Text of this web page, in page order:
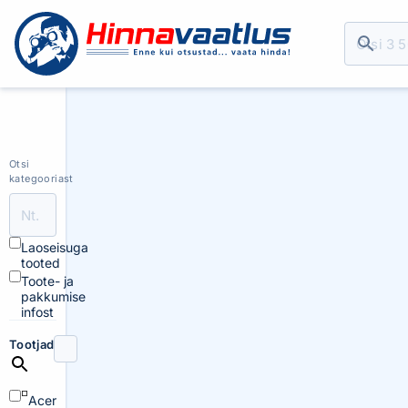
Otsi
kategooriast
Laoseisuga
tooted
Toote- ja
pakkumise
infost
Tootjad
Acer